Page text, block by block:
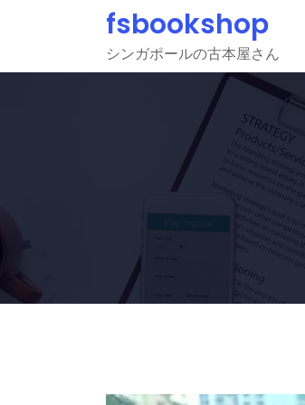
fsbookshop
シンガポールの古本屋さん